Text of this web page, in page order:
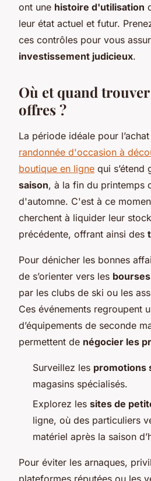
ont une histoire d'utilisation
leur état actuel et futur.
ces contrôles pour vous
investissement judicieux.
Où et quand
offres ?
La période idéale pour
randonnée d'occasion à
boutique en ligne qui s’étend
saison, à la fin du printemps
d'automne. C'est à ce
cherchent à liquider leur
précédente, offrant ainsi des
Pour dénicher les bonnes
de s’orienter vers les
par les clubs de ski ou les
Ces événements regroupent
d’équipements de seconde
permettent de négocier les
Surveillez les promotions
magasins spécialisés.
Explorez les sites de
ligne, où des particuliers
matériel après la saison
Pour éviter les arnaques,